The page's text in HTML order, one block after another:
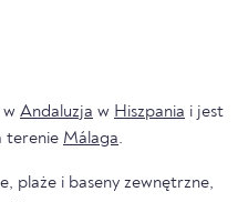
w Andaluzja w Hiszpania i jest
terenie Málaga.
plaże i baseny zewnętrzne,